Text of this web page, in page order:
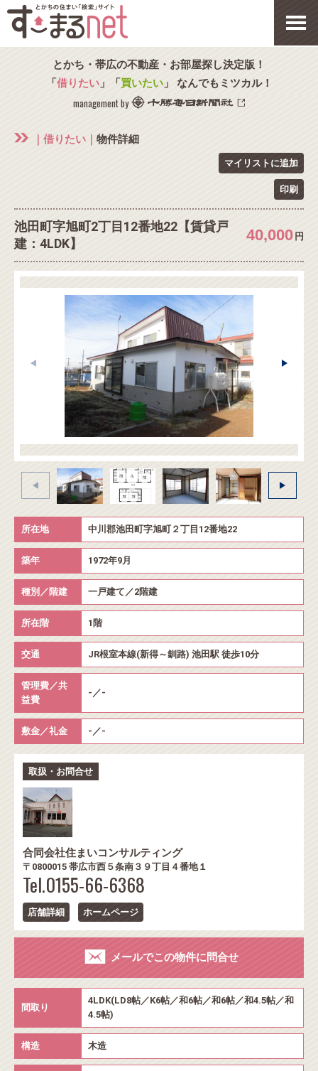
とかち・帯広の不動産・お部屋探し決定版！
「借りたい」「買いたい」 なんでもミツカル！
management by
｜借りたい｜ 物件詳細
マイリストに追加
印刷
池田町字旭町2丁目12番地22【賃貸戸
建：4LDK】
40,000 円
所在地 中川郡池田町字旭町２丁目12番地22
築年 1972年9月
種別／階建 一戸建て／2階建
所在階 1階
交通 JR根室本線(新得～釧路) 池田駅 徒歩10分
管理費／共
益費
-／-
敷金／礼金 -／-
取扱・お問合せ
合同会社住まいコンサルティング
〒0800015 帯広市西５条南３９丁目４番地１
Tel.0155-66-6368
店舗詳細 ホームページ
メールでこの物件に問合せ
間取り
4LDK(LD8帖／K6帖／和6帖／和6帖／和4.5帖／和
4.5帖)
構造 木造